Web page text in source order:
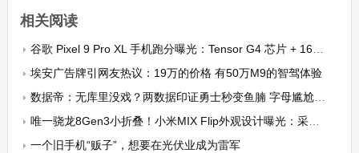
相关阅读
谷歌 Pixel 9 Pro XL 手机跑分曝光：Tensor G4 芯片 + 16GB 内存
埃安广告牌引网友热议：19万的价格 有50万M9的智驾体验
数据帝：无库里没戏？两数据印证勇士秒变鱼腩 字母尴尬纪录追平詹皇
唯一骁龙8Gen3小折叠！小米MIX Flip外观设计曝光：采用业界最大4英寸副屏
一个旧手机“贩子”，想要在光伏业成为雷军